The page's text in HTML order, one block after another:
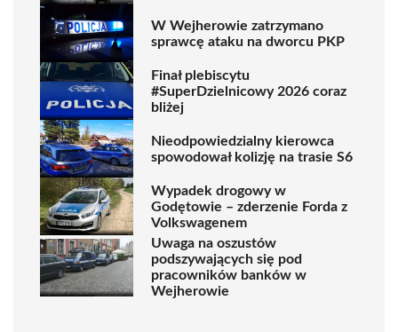
W Wejherowie zatrzymano
sprawcę ataku na dworcu PKP
Finał plebiscytu
#SuperDzielnicowy 2026 coraz
bliżej
Nieodpowiedzialny kierowca
spowodował kolizję na trasie S6
Wypadek drogowy w
Godętowie – zderzenie Forda z
Volkswagenem
Uwaga na oszustów
podszywających się pod
pracowników banków w
Wejherowie